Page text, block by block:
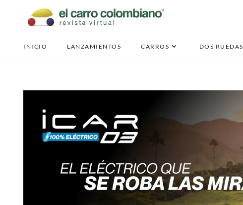
INICIO LANZAMIENTOS CARROS DOS RUEDAS